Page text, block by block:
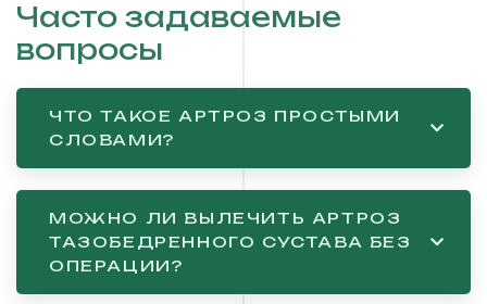
Часто задаваемые
вопросы
ЧТО ТАКОЕ АРТРОЗ ПРОСТЫМИ
СЛОВАМИ?
МОЖНО ЛИ ВЫЛЕЧИТЬ АРТРОЗ
ТАЗОБЕДРЕННОГО СУСТАВА БЕЗ
ОПЕРАЦИИ?